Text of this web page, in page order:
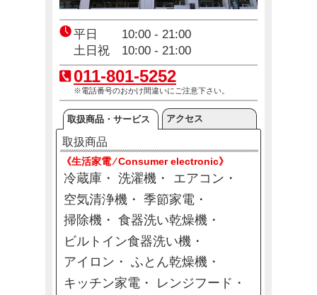
平日 10:00 - 21:00
土日祝 10:00 - 21:00
011-801-5252
※電話番号のおかけ間違いにご注意下さい。
取扱商品・サービス アクセス
取扱商品
《生活家電 ⁄ Consumer electronic》
冷蔵庫 洗濯機
エアコン
空気清浄機
季節家電
掃除機
食器洗い乾燥機
ビルトイン食器洗い機
アイロン
ふとん乾燥機
キッチン家電
レンジフード